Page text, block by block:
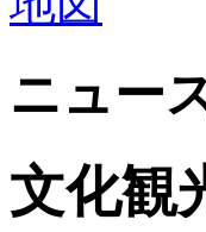
ニュー
文化観